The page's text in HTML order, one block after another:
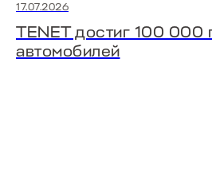
17.07.2026
TENET достиг 100 000
автомобилей